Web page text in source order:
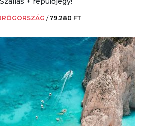
/ 79.280 FT